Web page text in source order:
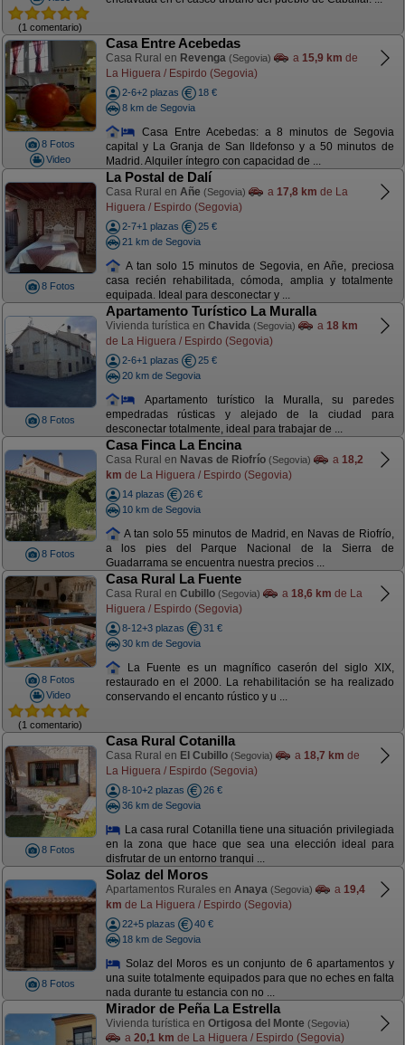
(1 comentario)
8 Fotos
Video
Casa Entre Acebedas
Casa Rural en Revenga (Segovia) a 15,9 km de
La Higuera / Espirdo (Segovia)
2-6+2 plazas
18 €
8 km de Segovia
Casa Entre Acebedas: a 8 minutos de Segovia
capital y La Granja de San Ildefonso y a 50 minutos de
Madrid. Alquiler íntegro con capacidad de ...
8 Fotos
La Postal de Dalí
Casa Rural en Añe (Segovia) a 17,8 km de La
Higuera / Espirdo (Segovia)
2-7+1 plazas
25 €
21 km de Segovia
A tan solo 15 minutos de Segovia, en Añe, preciosa
casa recién rehabilitada, cómoda, amplia y totalmente
equipada. Ideal para desconectar y ...
8 Fotos
Apartamento Turístico La Muralla
Vivienda turística en Chavida (Segovia) a 18 km
de La Higuera / Espirdo (Segovia)
2-6+1 plazas
25 €
20 km de Segovia
Apartamento turístico la Muralla, su paredes
empedradas rústicas y alejado de la ciudad para
desconectar totalmente, ideal para trabajar de ...
8 Fotos
Casa Finca La Encina
Casa Rural en Navas de Riofrío (Segovia) a 18,2
km de La Higuera / Espirdo (Segovia)
14 plazas
26 €
10 km de Segovia
A tan solo 55 minutos de Madrid, en Navas de Riofrío,
a los pies del Parque Nacional de la Sierra de
Guadarrama se encuentra nuestra precios ...
8 Fotos
Video
(1 comentario)
Casa Rural La Fuente
Casa Rural en Cubillo (Segovia) a 18,6 km de La
Higuera / Espirdo (Segovia)
8-12+3 plazas
31 €
30 km de Segovia
La Fuente es un magnífico caserón del siglo XIX,
restaurado en el 2000. La rehabilitación se ha realizado
conservando el encanto rústico y u ...
8 Fotos
Casa Rural Cotanilla
Casa Rural en El Cubillo (Segovia) a 18,7 km de
La Higuera / Espirdo (Segovia)
8-10+2 plazas
26 €
36 km de Segovia
La casa rural Cotanilla tiene una situación privilegiada
en la zona que hace que sea una elección ideal para
disfrutar de un entorno tranqui ...
8 Fotos
Solaz del Moros
Apartamentos Rurales en Anaya (Segovia) a 19,4
km de La Higuera / Espirdo (Segovia)
22+5 plazas
40 €
18 km de Segovia
Solaz del Moros es un conjunto de 6 apartamentos y
una suite totalmente equipados para que no eches en falta
nada durante tu estancia con no ...
Mirador de Peña La Estrella
Vivienda turística en Ortigosa del Monte (Segovia)
a 20,1 km de La Higuera / Espirdo (Segovia)